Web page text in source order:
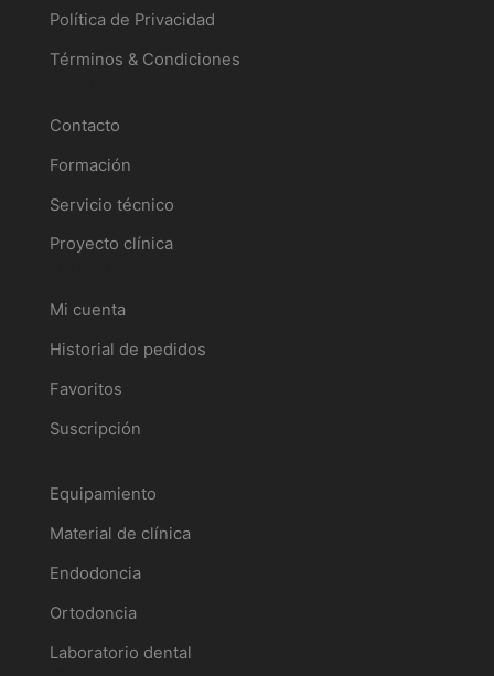
Política de Privacidad
Términos & Condiciones
Contacto
Formación
Servicio técnico
Proyecto clínica
Mi cuenta
Historial de pedidos
Favoritos
Suscripción
Equipamiento
Material de clínica
Endodoncia
Ortodoncia
Laboratorio dental